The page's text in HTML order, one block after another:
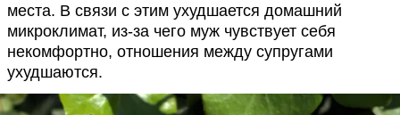
места. В связи с этим ухудшается домашний
микроклимат, из-за чего муж чувствует себя
некомфортно, отношения между супругами
ухудшаются.